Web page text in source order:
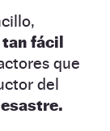
tan fácil
que
del